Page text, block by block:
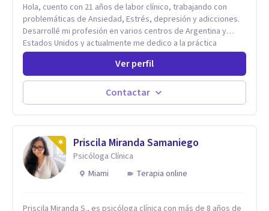
Hola, cuento con 21 años de labor clínico, trabajando con
problemáticas de Ansiedad, Estrés, depresión y adicciones.
Desarrollé mi profesión en varios centros de Argentina y
Estados Unidos y actualmente me dedico a la práctica
privada. Utilizo terapias cognitivas conductuales basadas en
evidencia científica con comprobados resultados. Los
objetivos terapéuticos están centrados en brindar
herramientas concretas para el cambio, que permitan
desarrollar nuevas habilidades y estrategias basadas en la
Ver perfil
Contactar
Priscila Miranda Samaniego
Psicóloga Clínica
Miami
Terapia online
Priscila Miranda S., es psicóloga clínica con más de 8 años de